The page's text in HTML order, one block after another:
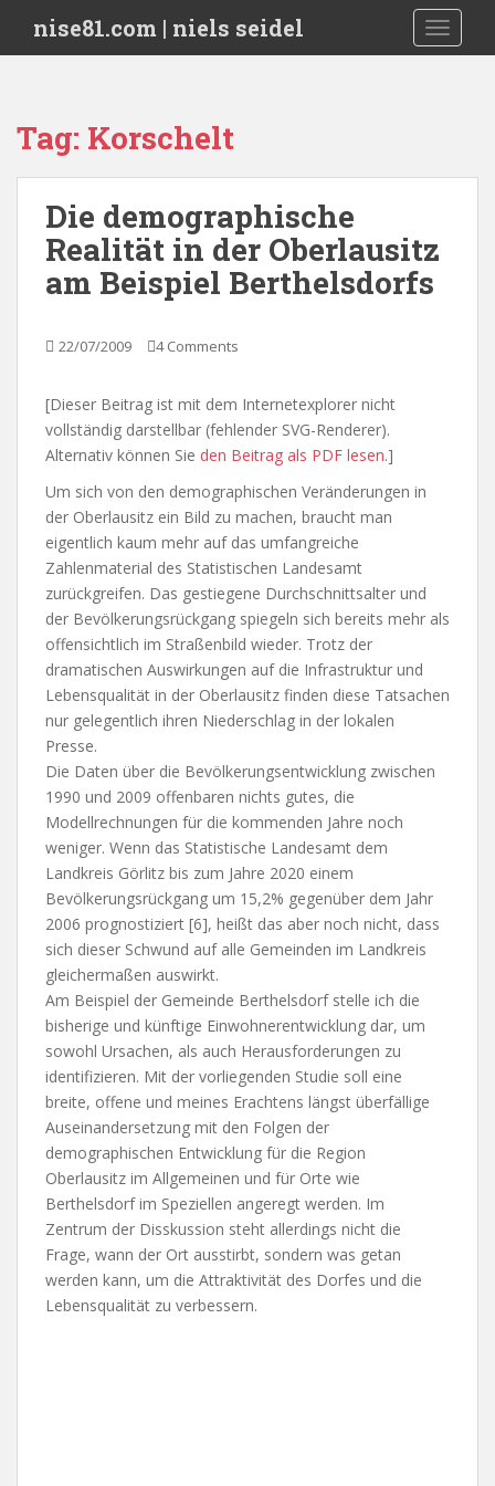
i
nise81.com | niels seidel
Tag: Korschelt
Die demographische
Realität in der Oberlausitz
am Beispiel Berthelsdorfs
22/07/2009 4 Comments
[Dieser Beitrag ist mit dem Internetexplorer nicht
vollständig darstellbar (fehlender SVG-Renderer).
Alternativ können Sie den Beitrag als PDF lesen.]
Um sich von den demographischen Veränderungen in
der Oberlausitz ein Bild zu machen, braucht man
eigentlich kaum mehr auf das umfangreiche
Zahlenmaterial des Statistischen Landesamt
zurückgreifen. Das gestiegene Durchschnittsalter und
der Bevölkerungsrückgang spiegeln sich bereits mehr als
offensichtlich im Straßenbild wieder. Trotz der
dramatischen Auswirkungen auf die Infrastruktur und
Lebensqualität in der Oberlausitz finden diese Tatsachen
nur gelegentlich ihren Niederschlag in der lokalen
Presse.
Die Daten über die Bevölkerungsentwicklung zwischen
1990 und 2009 offenbaren nichts gutes, die
Modellrechnungen für die kommenden Jahre noch
weniger. Wenn das Statistische Landesamt dem
Landkreis Görlitz bis zum Jahre 2020 einem
Bevölkerungsrückgang um 15,2% gegenüber dem Jahr
2006 prognostiziert [6], heißt das aber noch nicht, dass
sich dieser Schwund auf alle Gemeinden im Landkreis
gleichermaßen auswirkt.
Am Beispiel der Gemeinde Berthelsdorf stelle ich die
bisherige und künftige Einwohnerentwicklung dar, um
sowohl Ursachen, als auch Herausforderungen zu
identifizieren. Mit der vorliegenden Studie soll eine
breite, offene und meines Erachtens längst überfällige
Auseinandersetzung mit den Folgen der
demographischen Entwicklung für die Region
Oberlausitz im Allgemeinen und für Orte wie
Berthelsdorf im Speziellen angeregt werden. Im
Zentrum der Disskussion steht allerdings nicht die
Frage, wann der Ort ausstirbt, sondern was getan
werden kann, um die Attraktivität des Dorfes und die
Lebensqualität zu verbessern.